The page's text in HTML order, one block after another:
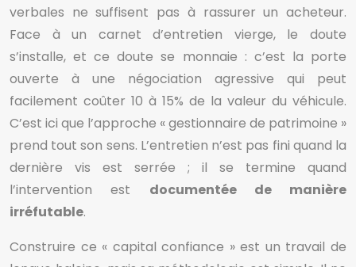
verbales ne suffisent pas à rassurer un acheteur.
Face à un carnet d’entretien vierge, le doute
s’installe, et ce doute se monnaie : c’est la porte
ouverte à une négociation agressive qui peut
facilement coûter 10 à 15% de la valeur du véhicule.
C’est ici que l’approche « gestionnaire de patrimoine »
prend tout son sens. L’entretien n’est pas fini quand la
dernière vis est serrée ; il se termine quand
l’intervention est documentée de manière
irréfutable.
Construire ce « capital confiance » est un travail de